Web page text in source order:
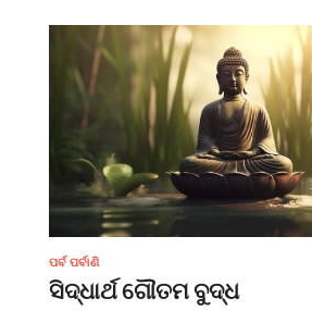
ପର୍ବ ପର୍ବାଣି
ସିଦ୍ଧାର୍ଥ ଗୌତମ ବୁଦ୍ଧ